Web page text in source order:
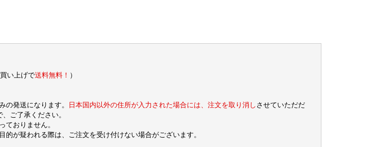
い上げで送料無料！ ）
の発送になります。 日本国内以外の住所が入力された場合には、注文を取り消しさせていただだ
、ご了承ください。
ておりません。
が疑われる際は、ご注文を受け付けない場合がございます。